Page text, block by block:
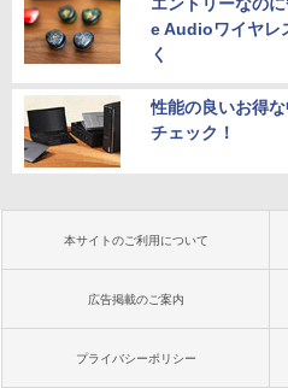
e Audioワイヤレ
く
性能の良いお得
チェック！
本サイトのご利用について
広告掲載のご案内
プライバシーポリシー